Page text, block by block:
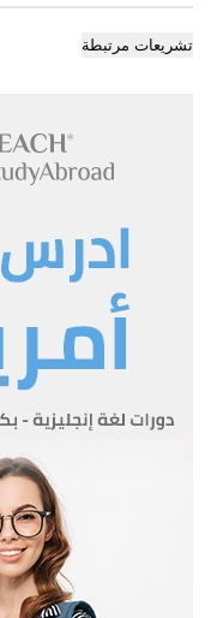
الفرنسي.
كما ان القرار النهائي
البروتوكول يجب ان تتم
لايسمح بالسحب من قرض
البروتوكول بعد تاريخ 31-10-1996 ولا يسمح بتأجيل هذا التاريخ
تشريعات مرتبطة